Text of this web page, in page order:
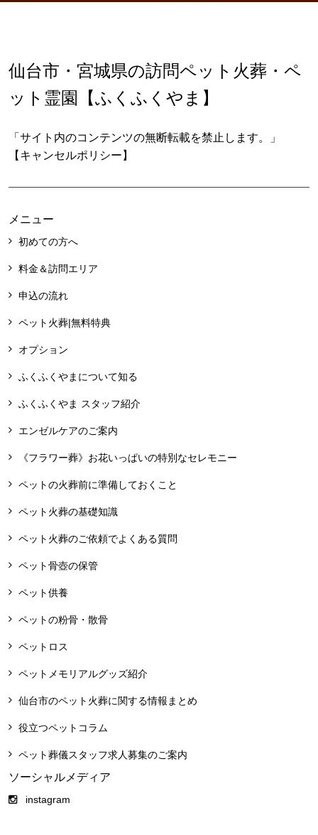
仙台市・宮城県の訪問ペット火葬・ペ
ット霊園【ふくふくやま】
「サイト内のコンテンツの無断転載を禁止します。」
【キャンセルポリシー】
メニュー
初めての方へ
料金＆訪問エリア
申込の流れ
ペット火葬|無料特典
オプション
ふくふくやまについて知る
ふくふくやま スタッフ紹介
エンゼルケアのご案内
《フラワー葬》お花いっぱいの特別なセレモニー
ペットの火葬前に準備しておくこと
ペット火葬の基礎知識
ペット火葬のご依頼でよくある質問
ペット骨壺の保管
ペット供養
ペットの粉骨・散骨
ペットロス
ペットメモリアルグッズ紹介
仙台市のペット火葬に関する情報まとめ
役立つペットコラム
ペット葬儀スタッフ求人募集のご案内
ソーシャルメディア
instagram